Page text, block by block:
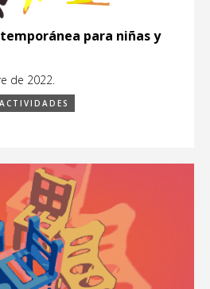
para niñas y
de 2022.
ACTIVIDADES